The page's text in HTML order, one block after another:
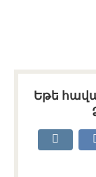
Եթե